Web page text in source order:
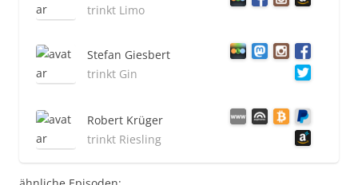
trinkt Limo
Stefan Giesbert
trinkt Gin
Robert Krüger
trinkt Riesling